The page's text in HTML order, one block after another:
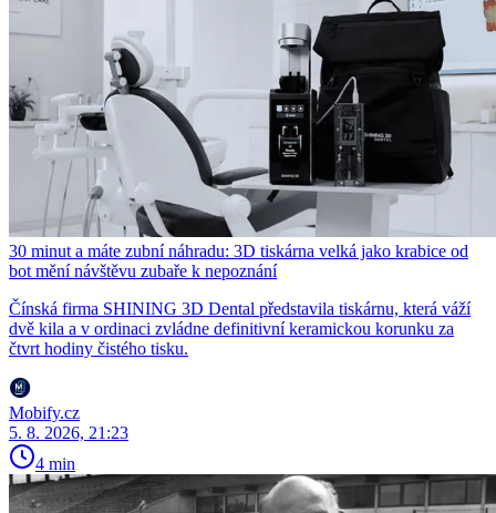
30 minut a máte zubní náhradu: 3D tiskárna velká jako krabice od
bot mění návštěvu zubaře k nepoznání
Čínská firma SHINING 3D Dental představila tiskárnu, která váží
dvě kila a v ordinaci zvládne definitivní keramickou korunku za
čtvrt hodiny čistého tisku.
Mobify.cz
5. 8. 2026, 21:23
4 min